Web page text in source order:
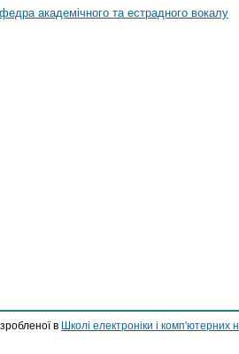
академічного та естрадного вокалу
в Школі електроніки і комп'ютерних